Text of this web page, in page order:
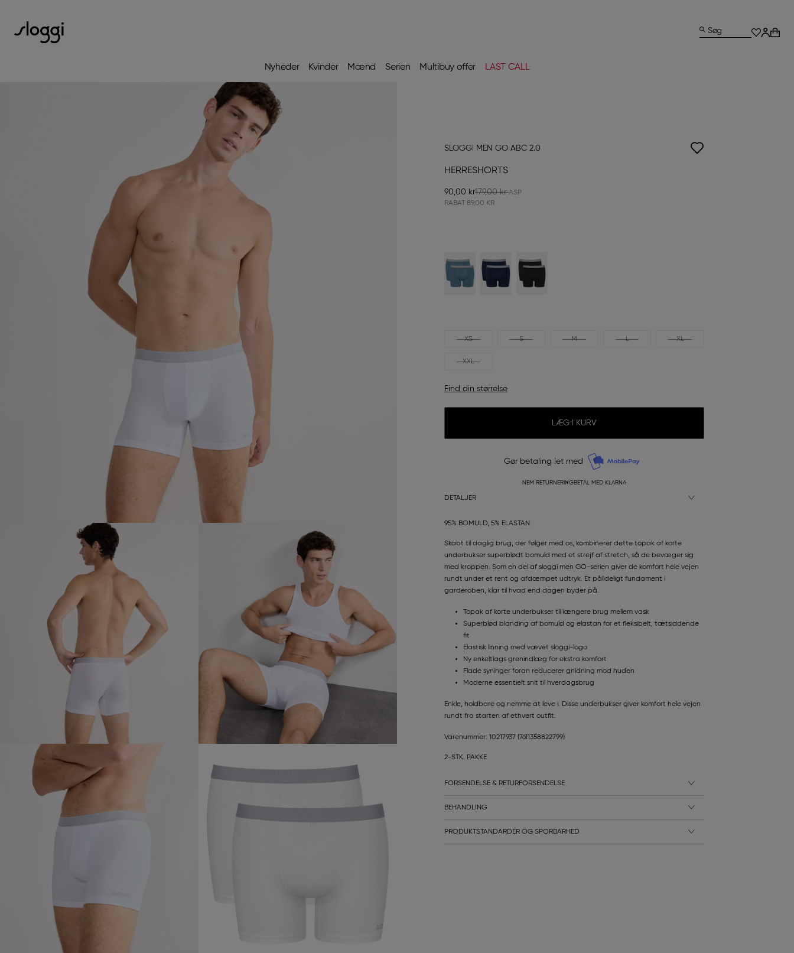
Nyheder Kvinder Mænd Serien Multibuy offer LAST CALL
Søg
SLOGGI MEN GO ABC 2.0
HERRESHORTS
90,00 kr179,00 kr
RABAT 89,00 KR
XS S M L XL
XXL
Find din størrelse
LÆG I KURV
Gør betaling let med
NEM RETURNERINGBETAL MED KLARNA
DETALJER
95% BOMULD, 5% ELASTAN
Skabt til daglig brug, der følger med os, kombinerer dette topak af korte
underbukser superblødt bomuld med et strejf af stretch, så de bevæger sig
med kroppen. Som en del af sloggi men GO-serien giver de komfort hele vejen
rundt under et rent og afdæmpet udtryk. Et pålideligt fundament i
garderoben, klar til hvad end dagen byder på.
Topak af korte underbukser til længere brug mellem vask
Superblød blanding af bomuld og elastan for et fleksibelt, tætsiddende
fit
Elastisk linning med vævet sloggi-logo
Ny enkeltlags grenindlæg for ekstra komfort
Flade syninger foran reducerer gnidning mod huden
Moderne essentielt snit til hverdagsbrug
Enkle, holdbare og nemme at leve i. Disse underbukser giver komfort hele vejen
rundt fra starten af ethvert outfit.
Varenummer: 10217937 (7611358822799)
2-STK. PAKKE
FORSENDELSE & RETURFORSENDELSE
BEHANDLING
PRODUKTSTANDARDER OG SPORBARHED